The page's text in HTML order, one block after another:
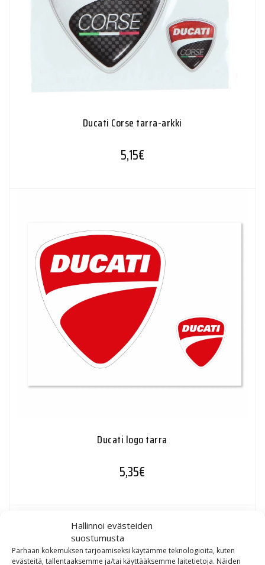
Hallinnoi evästeiden
suostumusta
Parhaan kokemuksen tarjoamiseksi käytämme teknologioita, kuten
evästeitä, tallentaaksemme ja/tai käyttääksemme laitetietoja. Näiden
Ducati Corse tarra-arkki
5,15€
Ducati logo tarra
5,35€